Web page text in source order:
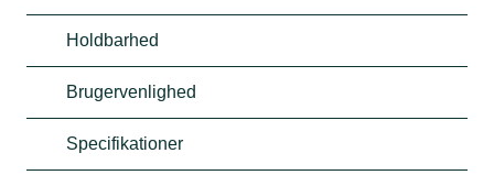
Holdbarhed
Brugervenlighed
Specifikationer